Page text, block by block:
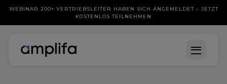
WEBINAR 200+ VERTRIEBSLEITER HABEN SICH ANGEMELDET – JETZT
KOSTENLOS TEILNEHMEN